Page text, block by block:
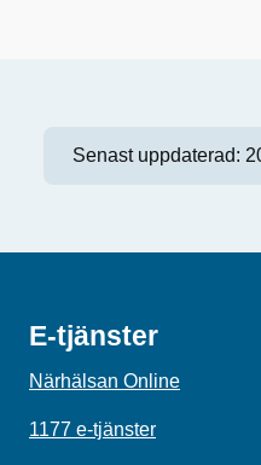
Senast uppdaterad:
E-tjänster
Närhälsan Online
1177 e-tjänster